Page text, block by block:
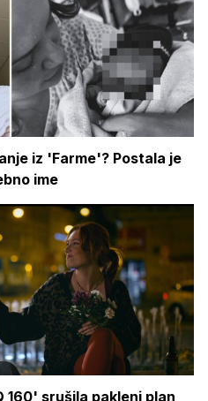
iz 'Farme'? Postala je
ime
160' srušila pakleni plan